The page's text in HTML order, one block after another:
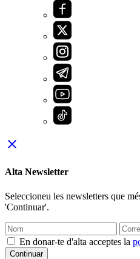
close
Alta Newsletter
Seleccioneu les newsletters que
'Continuar'.
En donar-te d'alta acceptes la
Continuar